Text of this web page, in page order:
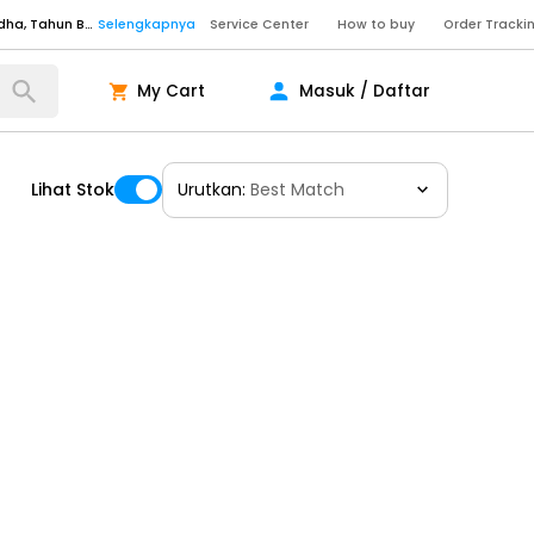
Senin - Sabtu (09:00-20:00), Minggu/Libur Nasional (10:00-18:00), Tutup pada Idul Fitri, Idul Adha, Tahun Baru Selengkapnya
Service Center How to buy Order
My Cart Masuk / Daftar
Lihat Stok Urutkan: Best Match